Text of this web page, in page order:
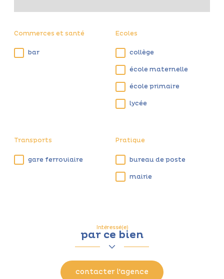
Commerces et santé
bar
Ecoles
collège
école maternelle
école primaire
lycée
Transports
gare ferroviaire
Pratique
bureau de poste
mairie
Intéressé(e)
par ce bien
contacter l'agence